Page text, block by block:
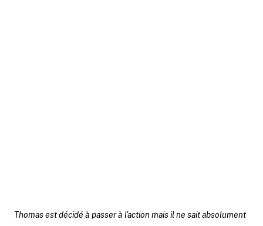
Thomas est décidé à passer à l’action mais il ne sait absolument